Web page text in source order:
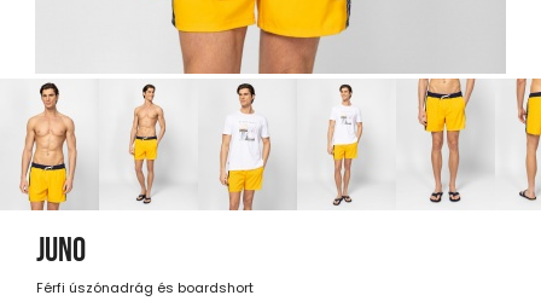
JUNO
Férfi úszónadrág és boardshort